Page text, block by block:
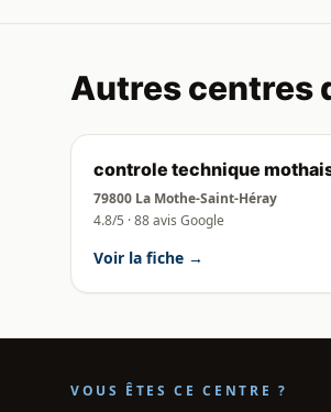
Autres centres
controle technique
79800 La Mothe-Saint-Héray
4.8/5 · 88 avis Google
Voir la fiche →
VOUS ÊTES CE CENTRE ?